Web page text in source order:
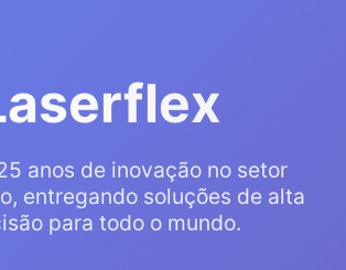
anos de inovação no setor
entregando soluções de alta
para todo o mundo.